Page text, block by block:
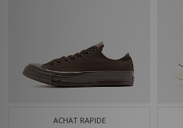
ACHAT RAPIDE